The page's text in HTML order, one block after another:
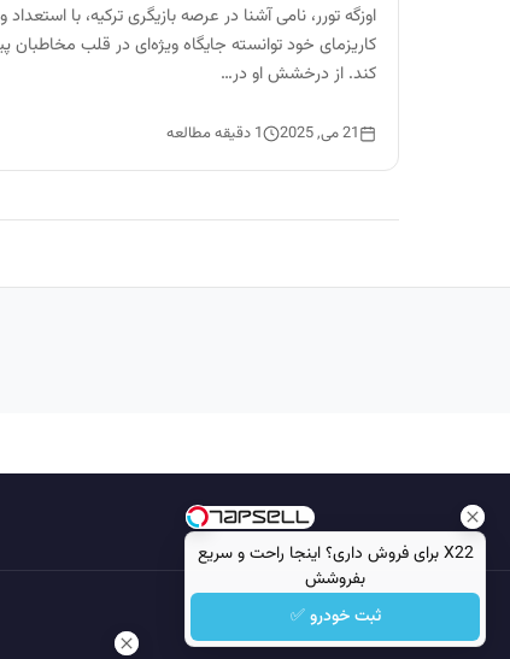
X22 برای فروش داری؟ اینجا راحت و سریع
بفروشش
ثبت خودرو ✅
اوزگه تورر، نامی آشنا در عرصه بازیگری ترکیه، با استعداد و
کاریزمای خود توانسته جایگاه ویژه‌ای در قلب مخاطبان
کند. از درخشش او در…
21 می, 2025 1 دقیقه مطالعه